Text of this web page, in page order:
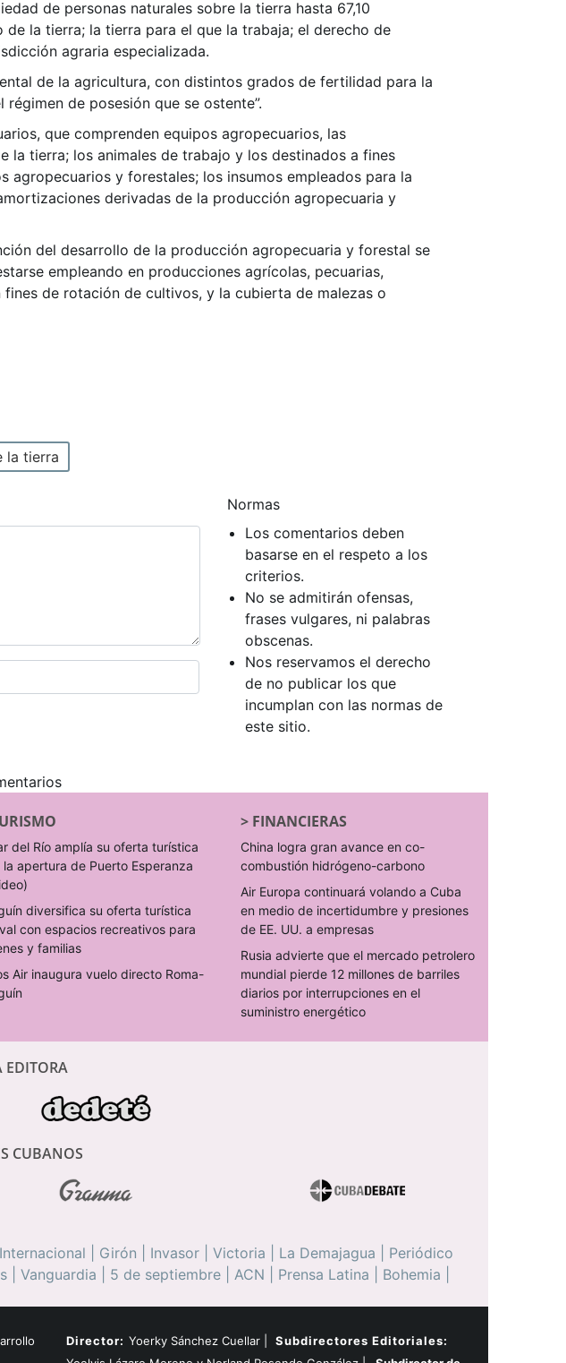
de personas naturales sobre la tierra hasta 67,10
la tierra; la tierra para el que la trabaja; el derecho de
agraria especializada.
de la agricultura, con distintos grados de fertilidad para la
de posesión que se ostente”.
que comprenden equipos agropecuarios, las
la tierra; los animales de trabajo y los destinados a fines
agropecuarios y forestales; los insumos empleados para la
derivadas de la producción agropecuaria y
del desarrollo de la producción agropecuaria y forestal se
empleando en producciones agrícolas, pecuarias,
de rotación de cultivos, y la cubierta de malezas o
la tierra
Normas
Los comentarios deben
basarse en el respeto a los
criterios.
No se admitirán ofensas,
frases vulgares, ni palabras
obscenas.
Nos reservamos el derecho
de no publicar los que
incumplan con las normas de
este sitio.
del Río amplía su oferta turística
la apertura de Puerto Esperanza
diversifica su oferta turística
con espacios recreativos para
y familias
Air inaugura vuelo directo Roma-
> FINANCIERAS
China logra gran avance en co-
combustión hidrógeno-carbono
Air Europa continuará volando a Cuba
en medio de incertidumbre y presiones
de EE. UU. a empresas
Rusia advierte que el mercado petrolero
mundial pierde 12 millones de barriles
diarios por interrupciones en el
suministro energético
EDITORA
CUBANOS
Girón Invasor Victoria La Demajagua
Periódico
| Vanguardia 5 de septiembre| ACN Prensa Latina Bohemia
Director: Yoerky Sánchez Cuellar |
Subdirectores Editoriales: